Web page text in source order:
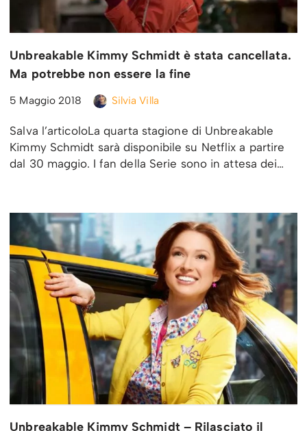
Unbreakable Kimmy Schmidt è stata cancellata.
Ma potrebbe non essere la fine
5 Maggio 2018 Silvia Villa
Salva l’articoloLa quarta stagione di Unbreakable
Kimmy Schmidt sarà disponibile su Netflix a partire
dal 30 maggio. I fan della Serie sono in attesa dei…
Unbreakable Kimmy Schmidt – Rilasciato il